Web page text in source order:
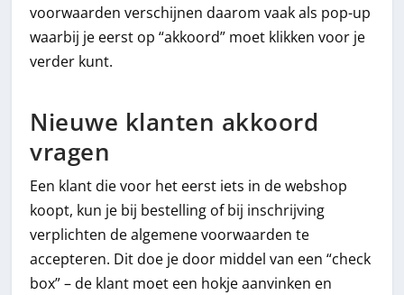
voorwaarden verschijnen daarom vaak als pop-up
waarbij je eerst op “akkoord” moet klikken voor je
verder kunt.
Nieuwe klanten akkoord
vragen
Een klant die voor het eerst iets in de webshop
koopt, kun je bij bestelling of bij inschrijving
verplichten de algemene voorwaarden te
accepteren. Dit doe je door middel van een “check
box” – de klant moet een hokje aanvinken en